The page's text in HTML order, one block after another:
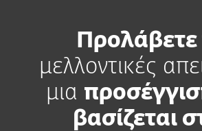
Προλάβετε
μελλοντικές
μια
βασίζεται